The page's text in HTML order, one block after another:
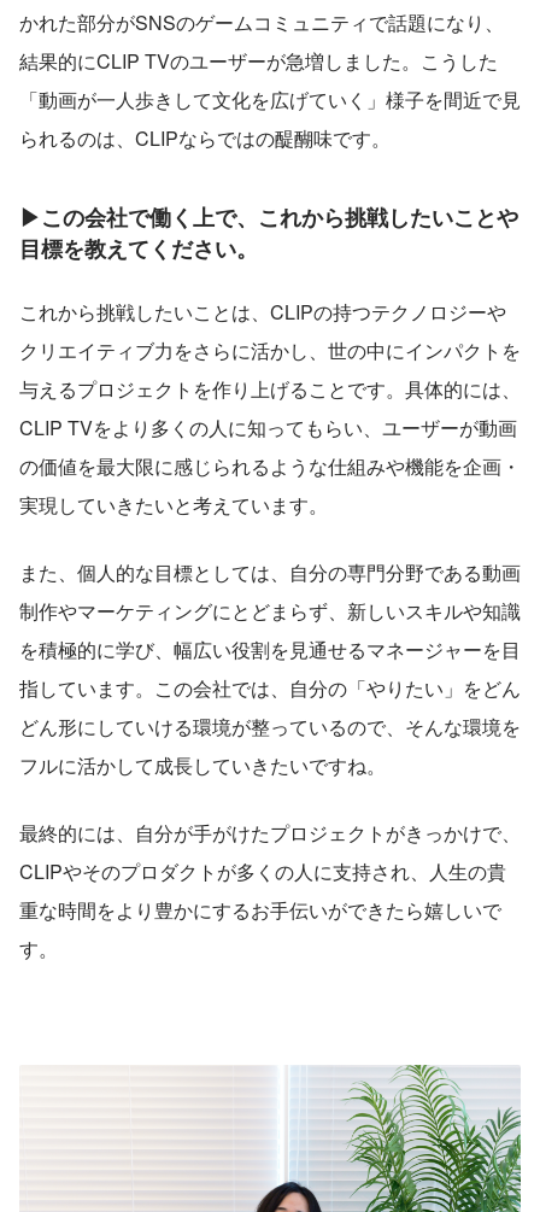
かれた部分がSNSのゲームコミュニティで話題になり、
結果的にCLIP TVのユーザーが急増しました。こうした
「動画が一人歩きして文化を広げていく」様子を間近で見
られるのは、CLIPならではの醍醐味です。
▶この会社で働く上で、これから挑戦したいことや
目標を教えてください。
これから挑戦したいことは、CLIPの持つテクノロジーや
クリエイティブ力をさらに活かし、世の中にインパクトを
与えるプロジェクトを作り上げることです。具体的には、
CLIP TVをより多くの人に知ってもらい、ユーザーが動画
の価値を最大限に感じられるような仕組みや機能を企画・
実現していきたいと考えています。
また、個人的な目標としては、自分の専門分野である動画
制作やマーケティングにとどまらず、新しいスキルや知識
を積極的に学び、幅広い役割を見通せるマネージャーを目
指しています。この会社では、自分の「やりたい」をどん
どん形にしていける環境が整っているので、そんな環境を
フルに活かして成長していきたいですね。
最終的には、自分が手がけたプロジェクトがきっかけで、
CLIPやそのプロダクトが多くの人に支持され、人生の貴
重な時間をより豊かにするお手伝いができたら嬉しいで
す。